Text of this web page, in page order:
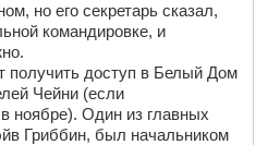
но его секретарь сказал,
командировке, и
доступ в Белый Дом
Чейни (если
ноябре). Один из главных
Гриббин, был начальником